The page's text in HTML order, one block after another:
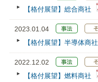
【格付展望】総合商社
2023.01.04
【格付展望】半導体商社
2022.12.02
【格付展望】燃料商社